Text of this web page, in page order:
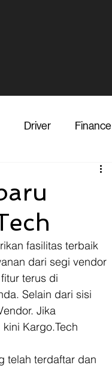
Driver Finance
Finance
fasilitas terbaik
dari segi vendor
terus di
Selain dari sisi
Jika
Kargo.Tech
telah terdaftar dan